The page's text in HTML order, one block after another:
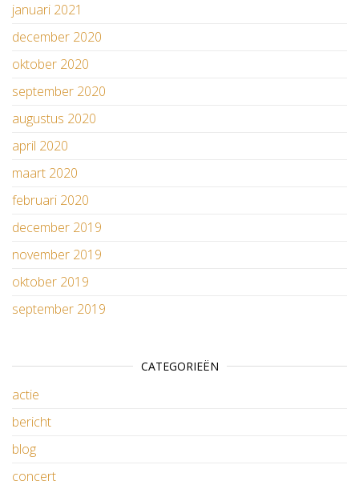
januari 2021
december 2020
oktober 2020
september 2020
augustus 2020
april 2020
maart 2020
februari 2020
december 2019
november 2019
oktober 2019
september 2019
CATEGORIEËN
actie
bericht
blog
concert